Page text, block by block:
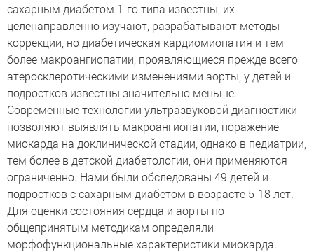
сахарным диабетом 1-го типа известны, их
целенаправленно изучают, разрабатывают методы
коррекции, но диабетическая кардиомиопатия и тем
более макроангиопатии, проявляющиеся прежде всего
атеросклеротическими изменениями аорты, у детей и
подростков известны значительно меньше.
Современные технологии ультразвуковой диагностики
позволяют выявлять макроангиопатии, поражение
миокарда на доклинической стадии, однако в педиатрии,
тем более в детской диабетологии, они применяются
ограниченно. Нами были обследованы 49 детей и
подростков с сахарным диабетом в возрасте 5-18 лет.
Для оценки состояния сердца и аорты по
общепринятым методикам определяли
морфофункциональные характеристики миокарда.